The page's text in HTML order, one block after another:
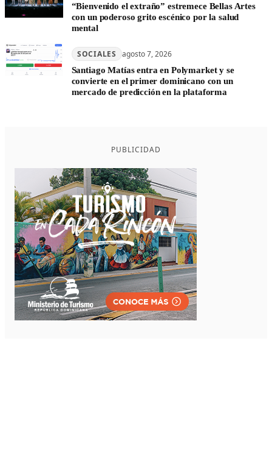
“Bienvenido el extraño” estremece Bellas Artes
con un poderoso grito escénico por la salud
mental
SOCIALES agosto 7, 2026
Santiago Matías entra en Polymarket y se
convierte en el primer dominicano con un
mercado de predicción en la plataforma
PUBLICIDAD